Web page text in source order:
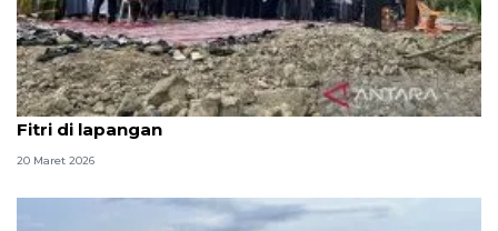
Masjid dihantam galodo, warga Agam Shalat Idul
Fitri di lapangan
20 Maret 2026